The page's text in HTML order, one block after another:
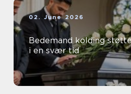
02. June 2026
Bedemand kolding støtte, overblik og ro
i en svær tid